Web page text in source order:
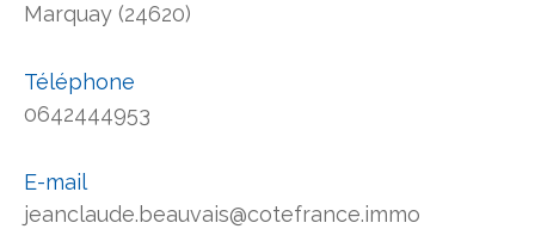
Marquay (24620)
Téléphone
0642444953
E-mail
jeanclaude.beauvais@cotefrance.immo